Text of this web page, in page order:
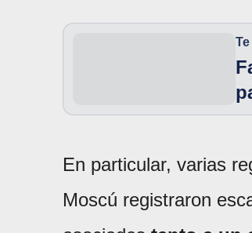
En particular, varias
Moscú registraron